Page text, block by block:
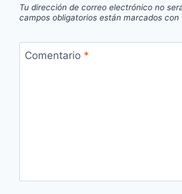
Tu dirección de correo electrónico no
campos obligatorios están marcados con
Comentario *